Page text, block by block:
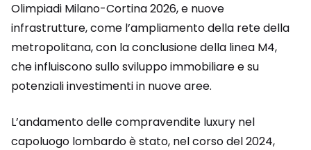
Olimpiadi Milano-Cortina 2026, e nuove
infrastrutture, come l’ampliamento della rete della
metropolitana, con la conclusione della linea M4,
che influiscono sullo sviluppo immobiliare e su
potenziali investimenti in nuove aree.
L’andamento delle compravendite luxury nel
capoluogo lombardo è stato, nel corso del 2024,